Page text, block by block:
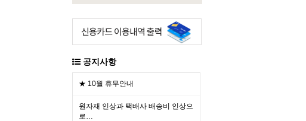
공지사항
★ 10월 휴무안내
원자재 인상과 택배사 배송비 인상으
로…